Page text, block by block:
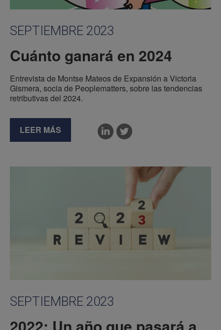
SEPTIEMBRE 2023
Cuánto ganará en 2024
Entrevista de Montse Mateos de Expansión a Victoria
Gismera, socia de Peoplematters, sobre las tendencias
retributivas del 2024.
LEER MÁS
SEPTIEMBRE 2023
2022: Un año que pasará a